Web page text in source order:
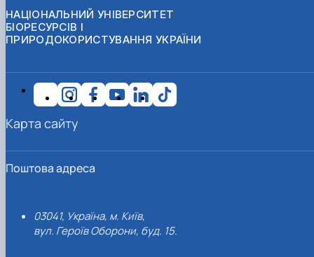
НАЦІОНАЛЬНИЙ УНІВЕРСИТЕТ
БІОРЕСУРСІВ І
ПРИРОДОКОРИСТУВАННЯ УКРАЇНИ
Поштова адреса
03041, Україна, м. Київ,
вул. Героїв Оборони, буд. 15.
Карта сайту